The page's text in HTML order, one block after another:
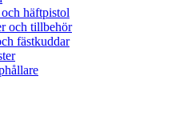
häftpistol
och tillbehör
fästkuddar